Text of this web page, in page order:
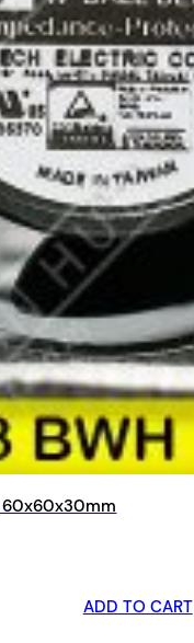
60x60x30mm
ADD TO CART